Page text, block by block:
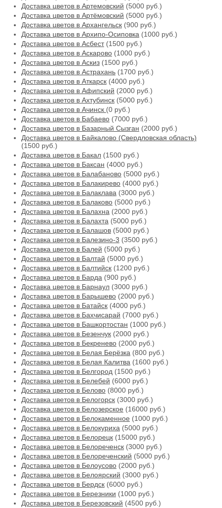
Доставка цветов в Артемовский (5000 руб.)
Доставка цветов в Артёмовский (5000 руб.)
Доставка цветов в Архангельск (900 руб.)
Доставка цветов в Архипо-Осиповка (1000 руб.)
Доставка цветов в Асбест(1500 руб.)
Доставка цветов в Аскарово (1000 руб.)
Доставка цветов в Аскиз (1500 руб.)
Доставка цветов в Астрахань (1700 руб.)
Доставка цветов в Аткарск (4000 руб.)
Доставка цветов в Афипский (2000 руб.)
Доставка цветов в Ахтубинск (5000 руб.)
Доставка цветов в Ачинск (0 руб.)
Доставка цветов в Бабаево (7000 руб.)
Доставка цветов в Базарный Сызган (2000 руб.)
Доставка цветов в Байкалово (Свердловская область)
(1500 руб.)
Доставка цветов в Бакал (1500 руб.)
Доставка цветов в Баксан (4000 руб.)
Доставка цветов в Балабаново (5000 руб.)
Доставка цветов в Балакирево (4000 руб.)
Доставка цветов в Балаклава (3000 руб.)
Доставка цветов в Балаково (5000 руб.)
Доставка цветов в Балахна (2000 руб.)
Доставка цветов в Балахта (5000 руб.)
Доставка цветов в Балашов (5000 руб.)
Доставка цветов в Балезино-3 (3500 руб.)
Доставка цветов в Балей (5000 руб.)
Доставка цветов в Балтай (5000 руб.)
Доставка цветов в Балтийск (1200 руб.)
Доставка цветов в Барда (900 руб.)
Доставка цветов в Барнаул (3000 руб.)
Доставка цветов в Барышево (2000 руб.)
Доставка цветов в Батайск (4000 руб.)
Доставка цветов в Бахчисарай (7000 руб.)
Доставка цветов в Башкортостан (1000 руб.)
Доставка цветов в Безенчук (2000 руб.)
Доставка цветов в Бекренево (2000 руб.)
Доставка цветов в Белая Берёзка (800 руб.)
Доставка цветов в Белая Калитва (1600 руб.)
Доставка цветов в Белгород (1500 руб.)
Доставка цветов в Белебей (6000 руб.)
Доставка цветов в Белово (8000 руб.)
Доставка цветов в Белогорск (3000 руб.)
Доставка цветов в Белозерское (16000 руб.)
Доставка цветов в Белокаменное (1000 руб.)
Доставка цветов в Белокуриха (5000 руб.)
Доставка цветов в Белорецк (15000 руб.)
Доставка цветов в Белореченск (3000 руб.)
Доставка цветов в Белореченский (5000 руб.)
Доставка цветов в Белоусово (2000 руб.)
Доставка цветов в Белоярский (3000 руб.)
Доставка цветов в Бердск (6000 руб.)
Доставка цветов в Березники (1000 руб.)
Доставка цветов в Березовский (4500 руб.)